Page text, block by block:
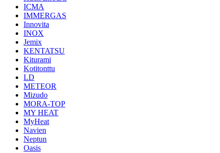
ICMA
IMMERGAS
Innovita
INOX
Jemix
KENTATSU
Kiturami
Kotitonttu
LD
METEOR
Mizudo
MORA-TOP
MY HEAT
MyHeat
Navien
Neptun
Oasis